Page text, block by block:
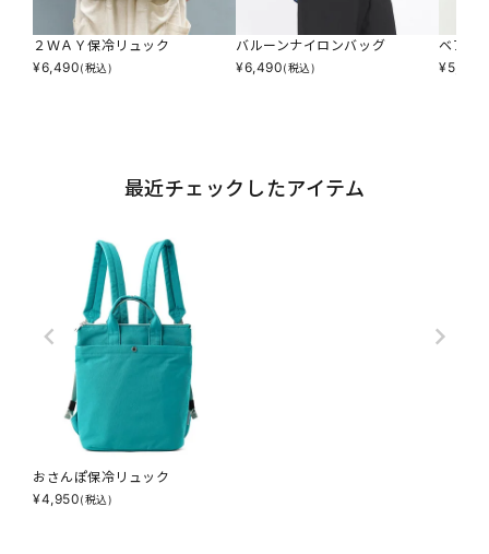
２ＷＡＹ保冷リュック
¥6,490(税込)
バルーンナイロンバッグ
¥6,490(税込)
ベアロ
¥5,390
最近チェックしたアイテム
おさんぽ保冷リュック
¥4,950(税込)